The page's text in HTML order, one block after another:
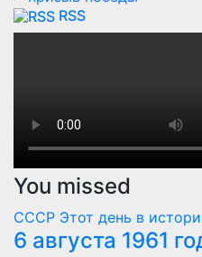
You missed
СССРЭтот день в
6 августа 1961
лётчик-
Герман
корабле